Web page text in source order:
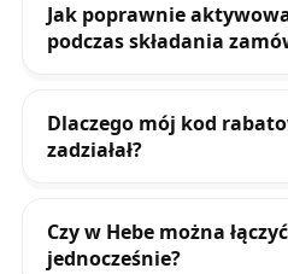
Jak poprawnie
podczas składania
Dlaczego mój kod
zadziałał?
Czy w Hebe można
jednocześnie?